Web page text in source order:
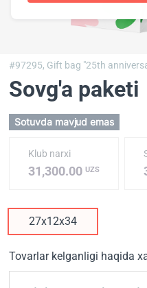
#97295, Gift bag "25th
Sovg'a paketi
Sotuvda mavjud emas
Klub narxi
31,300.00 UZS
27x12x34
Tovarlar kelganligi haqida